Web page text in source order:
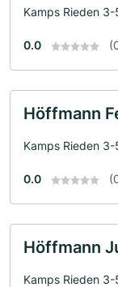
Kamps Rieden
0.0
Höffmann
Kamps Rieden
0.0
Höffmann
Kamps Rieden